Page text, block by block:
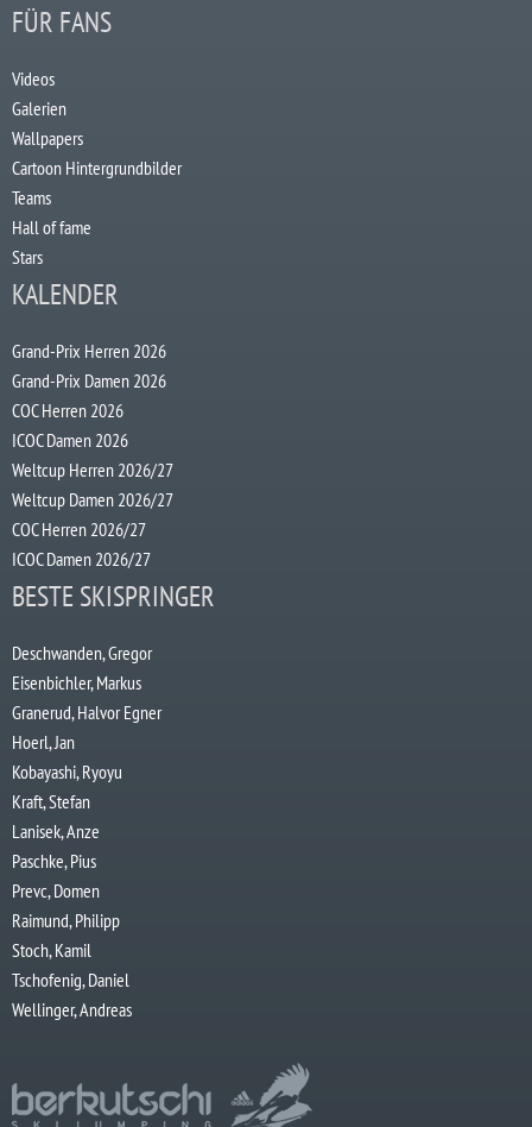
FÜR FANS
Videos
Galerien
Wallpapers
Cartoon Hintergrundbilder
Teams
Hall of fame
Stars
KALENDER
Grand-Prix Herren 2026
Grand-Prix Damen 2026
COC Herren 2026
ICOC Damen 2026
Weltcup Herren 2026/27
Weltcup Damen 2026/27
COC Herren 2026/27
ICOC Damen 2026/27
BESTE SKISPRINGER
Deschwanden, Gregor
Eisenbichler, Markus
Granerud, Halvor Egner
Hoerl, Jan
Kobayashi, Ryoyu
Kraft, Stefan
Lanisek, Anze
Paschke, Pius
Prevc, Domen
Raimund, Philipp
Stoch, Kamil
Tschofenig, Daniel
Wellinger, Andreas